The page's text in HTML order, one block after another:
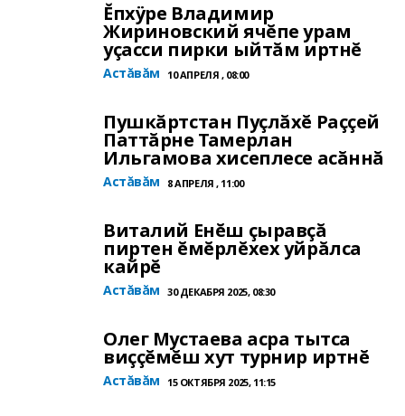
Ĕпхÿре Владимир
Жириновский ячĕпе урам
уçасси пирки ыйтăм иртнĕ
Астăвăм 10 АПРЕЛЯ , 08:00
Пушкăртстан Пуçлăхĕ Раççей
Паттăрне Тамерлан
Ильгамова хисеплесе асăннă
Астăвăм 8 АПРЕЛЯ , 11:00
Виталий Енĕш çыравçă
пиртен ĕмĕрлĕхех уйрăлса
кайрĕ
Астăвăм 30 ДЕКАБРЯ 2025, 08:30
Олег Мустаева асра тытса
виççĕмĕш хут турнир иртнĕ
Астăвăм 15 ОКТЯБРЯ 2025, 11:15